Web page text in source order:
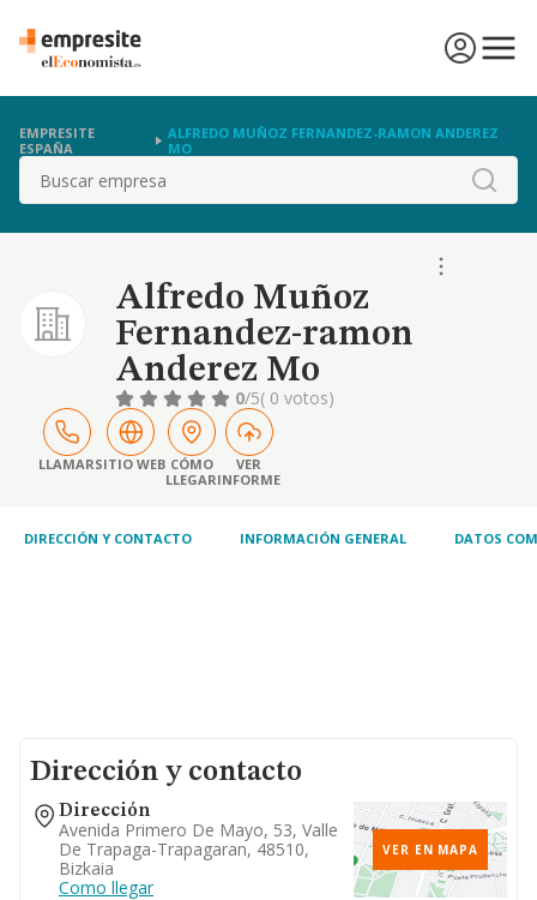
EMPRESITE
ESPAÑA
ALFREDO MUÑOZ FERNANDEZ-RAMON ANDEREZ
MO
Buscar
Alfredo Muñoz
Fernandez-ramon
Anderez Mo
0/5( 0 votos)
LLAMARSITIO WEB CÓMO
LLEGAR
VER
INFORME
DIRECCIÓN Y CONTACTO INFORMACIÓN GENERAL DATOS
Dirección y contacto
Dirección
Avenida Primero De Mayo, 53, Valle
De Trapaga-Trapagaran, 48510,
Bizkaia
Como llegar
VER EN MAPA